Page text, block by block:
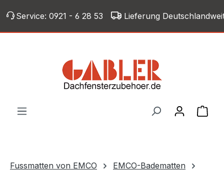
Zum Hauptinhalt springen
Service: 0921 - 6 28 53 Lieferung
Fussmatten von EMCO
EMCO-Badematten